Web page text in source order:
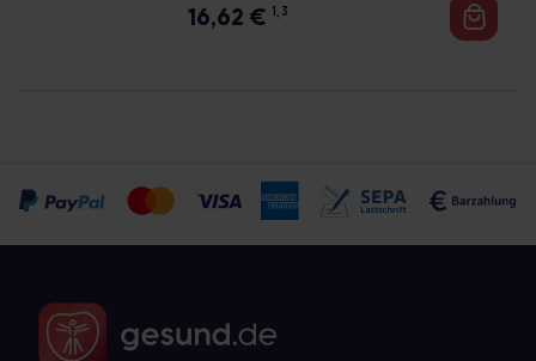
16,62 € 1, 3